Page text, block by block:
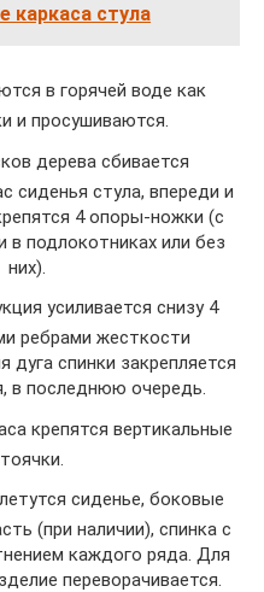
каркаса стула
в горячей воде как
и просушиваются.
дерева сбивается
сиденья стула, впереди и
4 опоры-ножки (с
в подлокотниках или без
них).
усиливается снизу 4
ребрами жесткости
дуга спинки закрепляется
в последнюю очередь.
крепятся вертикальные
сиденье, боковые
(при наличии), спинка с
каждого ряда. Для
переворачивается.